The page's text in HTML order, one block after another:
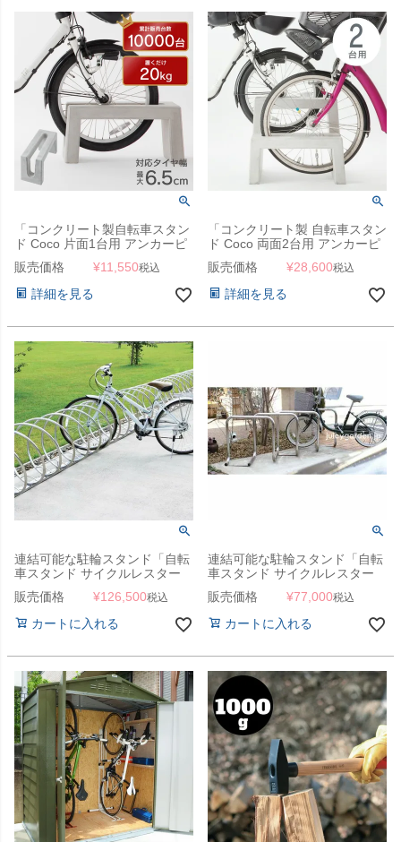
「コンクリート製自転車スタン
ド Coco 片面1台用 アンカーピ
ン付き」 【受注生産】
販売価格 ¥11,550税込
詳細を見る
「コンクリート製 自転車スタン
ド Coco 両面2台用 アンカーピ
ン付き」 【受注生産】
販売価格 ¥28,600税込
詳細を見る
連結可能な駐輪スタンド「自転
車スタンド サイクルレスター
D-NA CY （1ユニット）」
販売価格 ¥126,500税込
カートに入れる
連結可能な駐輪スタンド「自転
車スタンド サイクルレスター
D-NA SYタイプ」【1ユニット1
台】
販売価格 ¥77,000税込
カートに入れる